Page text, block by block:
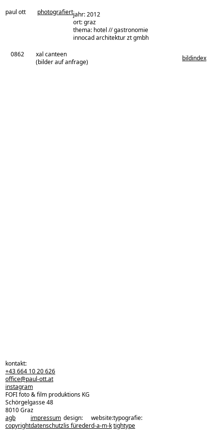
paul ott photografiertjahr: 2012
ort: graz
thema: hotel // gastronomie
architekturbüro:
innocad architektur zt gmbh
0862
xal canteen
(bilder auf anfrage)
bildindex
zurück zu den projekten
kontakt:
+43 664 10 20 626
office@paul-ott.at
instagram
FOFI foto & film produktions KG
Schörgelgasse 48
8010 Graz
agb
copyright
impressum
datenschutz
design:
lis füreder
website:
d-a-m-k
typografie:
tightype